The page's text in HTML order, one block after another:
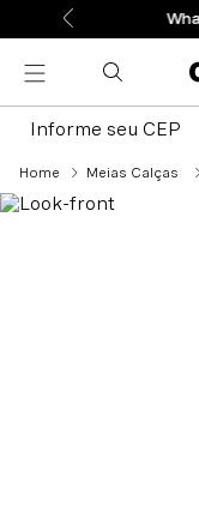
Informe seu CEP
Meias Calças